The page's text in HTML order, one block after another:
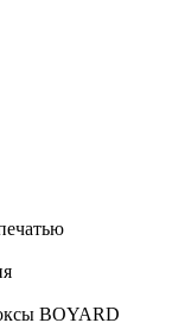
BOYARD